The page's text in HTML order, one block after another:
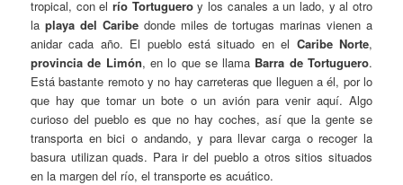
tropical, con elrío Tortugueroy los canales a un lado, y al otro
laplaya del Caribe donde miles de tortugas marinas vienen a
anidar cada año. El pueblo está situado en el Caribe Norte,
provincia de Limón, en lo que se llama Barra de Tortuguero.
Está bastante remoto y no hay carreteras que lleguen a él, por lo
que hay que tomar un bote o un avión para venir aquí. Algo
curioso del pueblo es que no hay coches, así que la gente se
transporta en bici o andando, y para llevar carga o recoger la
basura utilizan quads. Para ir del pueblo a otros sitios situados
en la margen del río, el transporte es acuático.